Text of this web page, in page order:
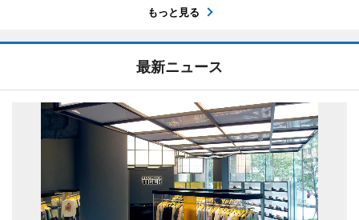
もっと見る
最新ニュース